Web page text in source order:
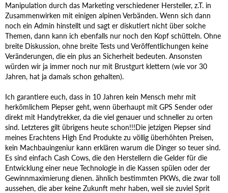
Manipulation durch das Marketing verschiedener Hersteller, z.T. in
Zusammenwirken mit einigen alpinen Verbänden. Wenn sich dann
noch ein Admin hinstellt und sagt er diskutiert nicht über solche
Themen, dann kann ich ebenfalls nur noch den Kopf schütteln. Ohne
breite Diskussion, ohne breite Tests und Veröffentlichungen keine
Veränderungen, die ein plus an Sicherheit bedeuten. Ansonsten
würden wir ja immer noch nur mit Brustgurt klettern (wie vor 30
Jahren, hat ja damals schon gehalten).
Ich garantiere euch, dass in 10 Jahren kein Mensch mehr mit
herkömlichem Piepser geht, wenn überhaupt mit GPS Sender oder
direkt mit Handytrekker, da die viel genauer und schneller zu orten
sind. Letzteres gilt übrigens heute schon!!!Die jetzigen Piepser sind
meines Erachtens High End Produkte zu völlig überhöhten Preisen,
kein Machbauingeniur kann erklären warum die Dinger so teuer sind.
Es sind einfach Cash Cows, die den Herstellern die Gelder für die
Entwicklung einer neue Technologie in die Kassen spülen oder der
Gewinnmaximierung dienen. ähnlich bestimmten PKWs, die zwar toll
aussehen, die aber keine Zukunft mehr haben, weil sie zuviel Sprit